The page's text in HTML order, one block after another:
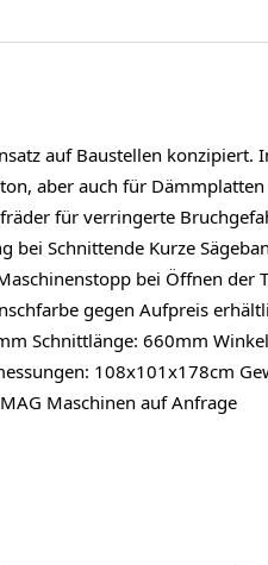
auf Baustellen konzipiert.
aber auch für
für verringerte
Schnittende Kurze
bei Öffnen der
gegen Aufpreis
Schnittlänge: 660mm
108x101x178cm
Maschinen auf Anfrage